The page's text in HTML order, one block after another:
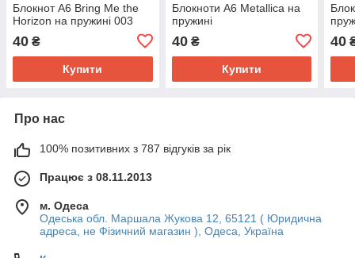
Блокнот А6 Bring Me the
Horizon на пружині 003
40 ₴
Купити
Блокноти А6 Metallica на
пружині
40₴
Купити
40
Про нас
100% позитивних з 787 відгуків за рік
Працює з 08.11.2013
м. Одеса
Одеська обл. Маршала Жукова 12, 65121 ( Юридична
адреса, не Фізичний магазин ), Одеса, Україна